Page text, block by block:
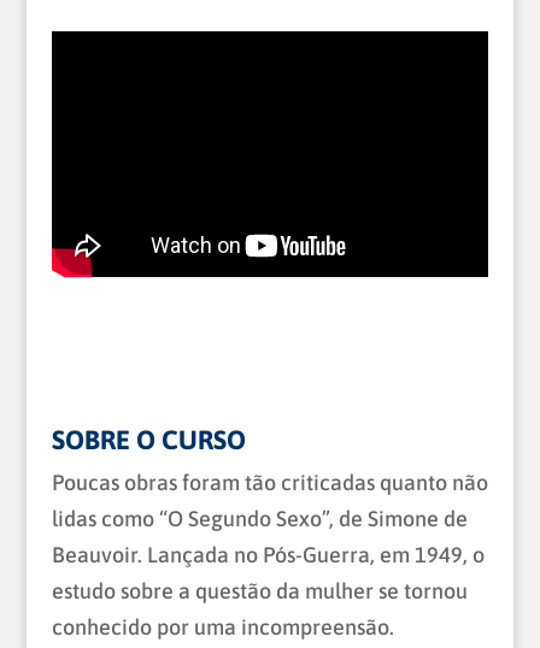
SOBRE O CURSO
Poucas obras foram tão criticadas quanto não
lidas como “O Segundo Sexo”, de Simone de
Beauvoir. Lançada no Pós-Guerra, em 1949, o
estudo sobre a questão da mulher se tornou
conhecido por uma incompreensão.